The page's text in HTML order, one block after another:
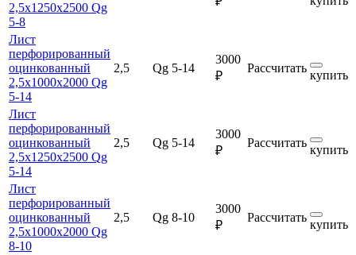
2,5х1250х2500 Qg
5-8
Лист
перфорированный
оцинкованный
2,5х1000х2000 Qg
5-14
2,5 Qg 5-14
3000
₽
Рассчитать
купить
Лист
перфорированный
оцинкованный
2,5х1250х2500 Qg
5-14
2,5 Qg 5-14
3000
₽
Рассчитать
купить
Лист
перфорированный
оцинкованный
2,5х1000х2000 Qg
8-10
2,5 Qg 8-10
3000
₽
Рассчитать
купить